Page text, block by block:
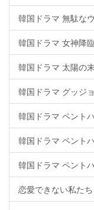
韓国ドラマ 無駄な
韓国ドラマ 女神降臨
韓国ドラマ 太陽の
韓国ドラマ グッジ
韓国ドラマ ペント
韓国ドラマ ペント
韓国ドラマ ペント
恋愛できない私たち